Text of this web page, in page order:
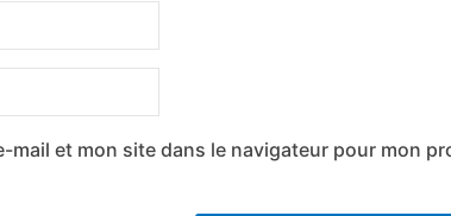
mail et mon site dans le navigateur pour mon